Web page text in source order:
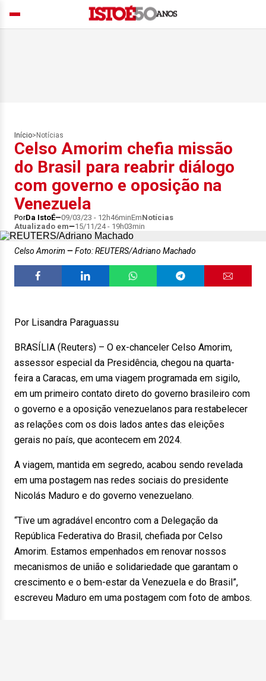
Início> Notícias
Celso Amorim chefia missão
do Brasil para reabrir diálogo
com governo e oposição na
Venezuela
PorDa IstoÉ 09/03/23 - 12h46minEmNotícias
Atualizado em
15/11/24 - 19h03min
Celso Amorim Foto: REUTERS/Adriano Machado
Por Lisandra Paraguassu
BRASÍLIA (Reuters) – O ex-chanceler Celso Amorim,
assessor especial da Presidência, chegou na quarta-
feira a Caracas, em uma viagem programada em sigilo,
em um primeiro contato direto do governo brasileiro com
o governo e a oposição venezuelanos para restabelecer
as relações com os dois lados antes das eleições
gerais no país, que acontecem em 2024.
A viagem, mantida em segredo, acabou sendo revelada
em uma postagem nas redes sociais do presidente
Nicolás Maduro e do governo venezuelano.
“Tive um agradável encontro com a Delegação da
República Federativa do Brasil, chefiada por Celso
Amorim. Estamos empenhados em renovar nossos
mecanismos de união e solidariedade que garantam o
crescimento e o bem-estar da Venezuela e do Brasil”,
escreveu Maduro em uma postagem com foto de ambos.